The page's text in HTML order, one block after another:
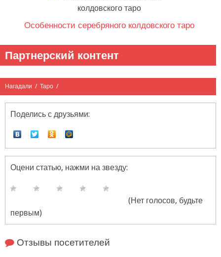
Особенности серебряного колдовского таро
Партнерский контент
Нагадали / Таро /
Поделись с друзьями:
Оцени статью, нажми на звезду:
(Нет голосов, будьте
первым)
Отзывы посетителей